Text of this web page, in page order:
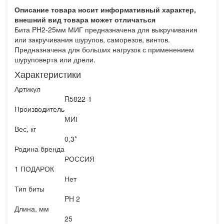
Я - пенсионер
Описание товара носит информативный характер,
внешний вид товара может отличаться
Бита PH2-25мм МИГ предназначена для выкручивания
или закручивания шурупов, саморезов, винтов.
Предназначена для больших нагрузок с применением
шуруповерта или дрели.
Характеристики
Артикул
R5822-1
Производитель
МИГ
Вес, кг
0,3*
Родина бренда
РОССИЯ
1 ПОДАРОК
Нет
Тип биты
PH 2
Длина, мм
25